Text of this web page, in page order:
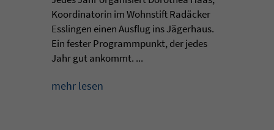
Koordinatorin im Wohnstift Radäcker
Esslingen einen Ausflug ins Jägerhaus.
Ein fester Programmpunkt, der jedes
Jahr gut ankommt. ...
mehr lesen